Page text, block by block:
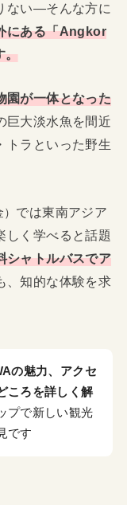
ない―そんな方に
にある「Angkor
。
園が一体となった
巨大淡水魚を間近
トラといった野生
では東南アジア
しく学べると話題
シャトルバスでア
、知的な体験を求
の魅力、アクセ
ころを詳しく解
プで新しい観光
です